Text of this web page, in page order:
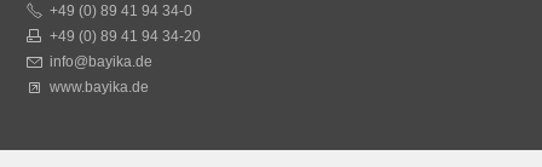
+49 (0) 89 41 94 34-0
+49 (0) 89 41 94 34-20
info@bayika.de
www.bayika.de